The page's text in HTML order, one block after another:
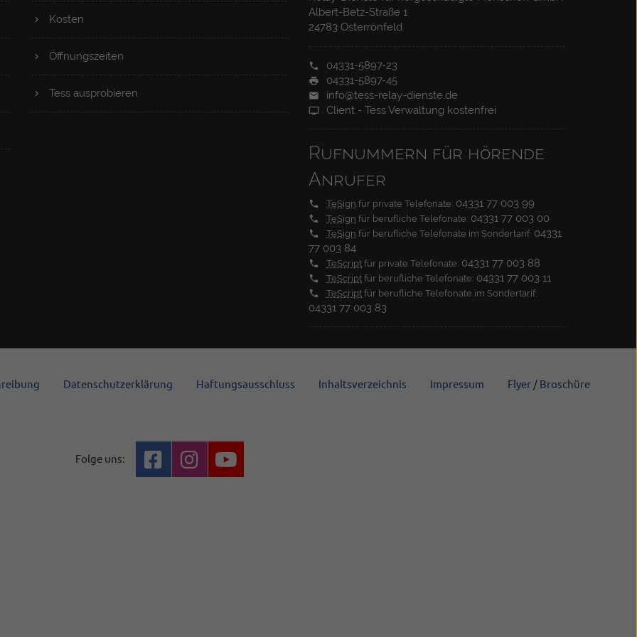
Gesprächspartner her. Er überträgt nun die
Gesprächsinhalte von deutscher Schriftsprache
können über die Relay-Dienste die Notrufe 110
und 112 anrufen. Kostenlose Registrierung und
Kosten
Öffnungszeiten
Tess ausprobieren
Albert-Betz-Straße 1
24783 Osterrönfeld
04331-5897-23
04331-5897-45
info@tess-relay-dienste.de
Client - Tess Verwaltung kostenfrei
Rufnummern für hörende
Anrufer
TeSign für private Telefonate: 04331 77 003 99
TeSign für berufliche Telefonate: 04331 77 003 00
TeSign für berufliche Telefonate im Sondertarif: 04331
77 003 84
TeScript für private Telefonate: 04331 77 003 88
TeScript für berufliche Telefonate: 04331 77 003 11
TeScript für berufliche Telefonate im Sondertarif:
04331 77 003 83
Datenschutzerklärung Haftungsausschluss Inhaltsverzeichnis Impressum Flyer / Broschüre
Folge uns: